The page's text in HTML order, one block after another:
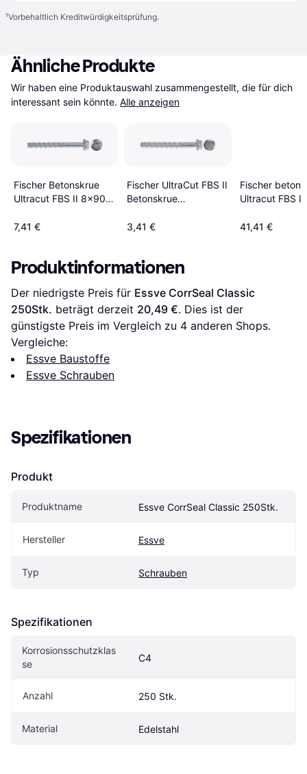
¹Vorbehaltlich Kreditwürdigkeitsprüfung.
Ähnliche Produkte
Wir haben eine Produktauswahl zusammengestellt, die für dich
interessant sein könnte. Alle anzeigen
Fischer Betonskrue
Ultracut FBS II 8x90
7,41 €
Fischer UltraCut FBS II
Betonskrue
50Stk.
3,41 €
Fischer
Ultracut FBS
41,41 €
Produktinformationen
Der niedrigste Preis für Essve CorrSeal Classic
250Stk. beträgt derzeit 20,49 €. Dies ist der
günstigste Preis im Vergleich zu 4 anderen Shops.
Vergleiche:
Essve Baustoffe
Essve Schrauben
Spezifikationen
Produkt
Produktname Essve CorrSeal Classic 250Stk.
Hersteller Essve
Typ Schrauben
Spezifikationen
Korrosionsschutzklas
se
C4
Anzahl 250 Stk.
Material Edelstahl